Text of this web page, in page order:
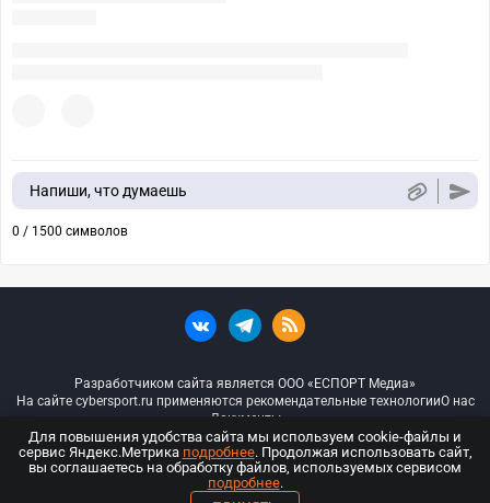
Напиши, что думаешь
0 / 1500 символов
Разработчиком сайта является ООО «ЕСПОРТ Медиа»
На сайте cybersport.ru применяются рекомендательные технологииО нас
Документы
© ООО «Киберспорт.ру» — Все права защищены
18+
Для повышения удобства сайта мы используем cookie-файлы и
сервис Яндекс.Метрика подробнее. Продолжая использовать сайт,
вы соглашаетесь на обработку файлов, используемых сервисом
подробнее.